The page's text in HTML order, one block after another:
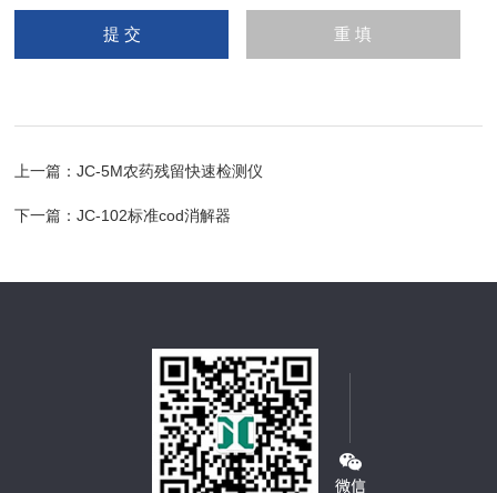
上一篇：JC-5M农药残留快速检测仪
下一篇：JC-102标准cod消解器